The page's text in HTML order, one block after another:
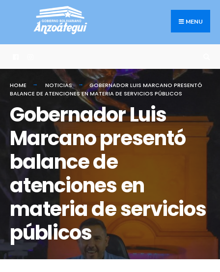
MENU
HOME NOTICIAS
GOBERNADOR LUIS MARCANO PRESENTÓ
BALANCE DE ATENCIONES EN MATERIA DE SERVICIOS PÚBLICOS
Gobernador Luis
Marcano presentó
balance de
atenciones en
materia de servicios
públicos
Search